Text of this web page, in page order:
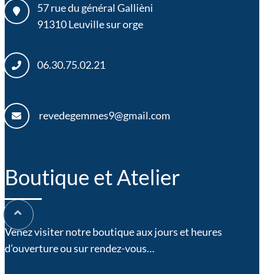
57 rue du général Gallièni
91310Leuville sur orge
06.30.75.02.21
revedegemmes9@gmail.com
Boutique et Atelier
Venez visiter notre boutique aux jours et heures
d’ouverture ou sur rendez-vous…